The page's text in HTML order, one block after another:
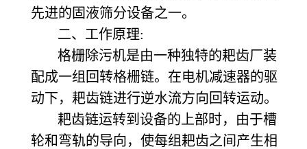
先进的固液筛分设备之一。
二、工作原理:
格栅除污机是由一种独特的耙齿厂装
配成一组回转格栅链。在电机减速器的驱
动下，耙齿链进行逆水流方向回转运动。
耙齿链运转到设备的上部时，由于槽
轮和弯轨的导向，使每组耙齿之间产生相